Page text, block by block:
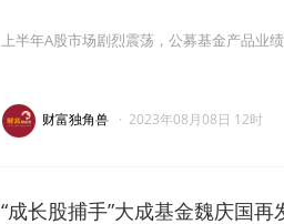
上半年A股市场剧烈震荡，公募基金产品业
财富独角兽 · 2023年08月08日 12时
“成长股捕手”大成基金魏庆国